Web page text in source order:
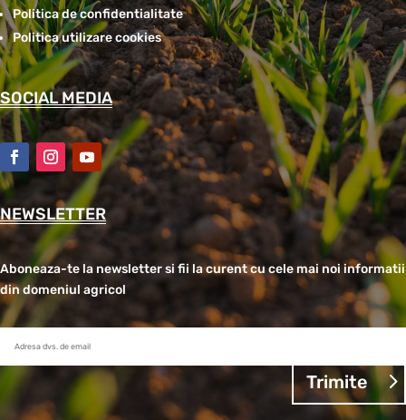
Politica de confidentialitate
Politica utilizare cookies
SOCIAL MEDIA
NEWSLETTER
Aboneaza-te la newsletter si fii la curent cu cele mai noi informatii
din domeniul agricol
Trimite